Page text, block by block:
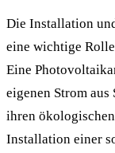
Die Installation
eine wichtige
Eine
eigenen Strom
ihren
Installation einer